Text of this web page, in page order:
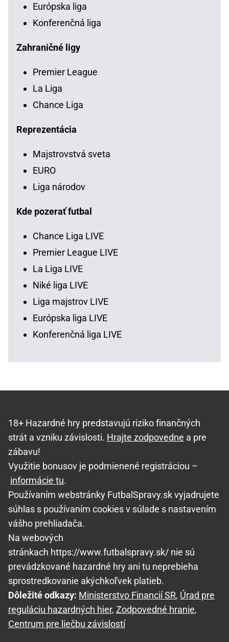
Európska liga
Konferenčná liga
Zahraničné ligy
Premier League
La Liga
Chance Liga
Reprezentácia
Majstrovstvá sveta
EURO
Liga národov
Kde pozerať futbal
Chance Liga LIVE
Premier League LIVE
La Liga LIVE
Niké liga LIVE
Liga majstrov LIVE
Európska liga LIVE
Konferenčná liga LIVE
18+ Hazardné hry predstavujú riziko finančných
strát a vzniku závislosti. Hrajte zodpovedne a pre
zábavu!
Využitie bonusov je podmienené registráciou –
informácie tu.
Používaním webstránky FutbalSpravy.sk vyjadrujete
súhlas s používaním cookies v súlade s nastavením
vášho prehliadača.
Na webových
stránkach https://www.futbalspravy.sk/ nie sú
prevádzkované hazardné hry ani tu neprebieha
sprostredkovanie akýchkoľvek platieb.
Dôležité odkazy: Ministerstvo Financií SR, Úrad pre
reguláciu hazardných hier, Zodpovedné hranie,
Centrum pre liečbu závislostí